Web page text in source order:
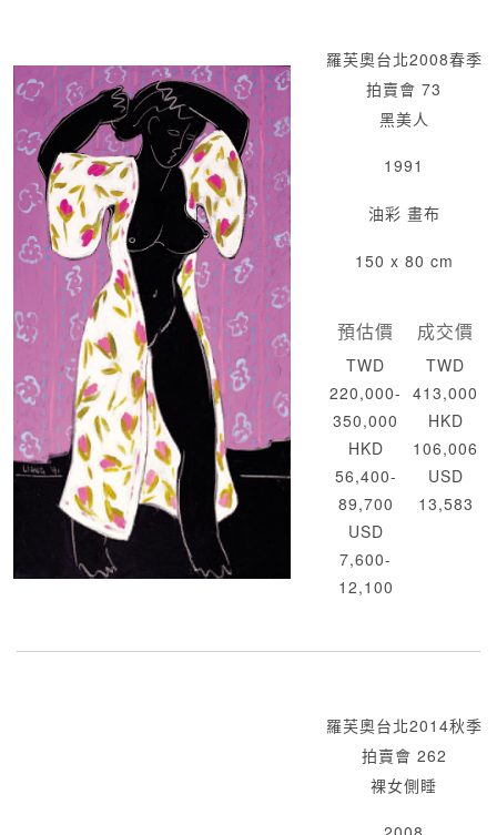
羅芙奧台北2008春季
拍賣會 73
黑美人
1991
油彩 畫布
150 x 80 cm
預估價
TWD
220,000-
350,000
HKD
56,400-
89,700
USD
7,600-
12,100
成交價
TWD
413,000
HKD
106,006
USD
13,583
羅芙奧台北2014秋季
拍賣會 262
裸女側睡